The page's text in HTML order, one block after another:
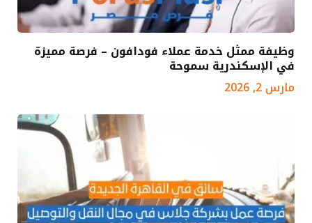
وظيفة ممثل خدمة عملاء فودافون – فرصة مميزة
في الإسكندرية سموحة
مارس 2, 2026